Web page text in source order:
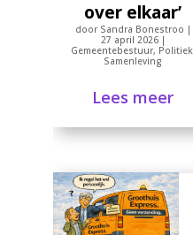
over elkaar’
door Sandra Bonestroo |
27 april 2026|
Gemeentebestuur, Politiek
Samenleving
Lees meer